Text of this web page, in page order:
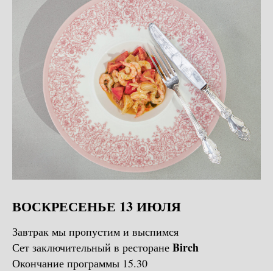
ВОСКРЕСЕНЬЕ 13 ИЮЛЯ
Завтрак мы пропустим и выспимся
Сет заключительный в ресторане Birch
Окончание программы 15.30